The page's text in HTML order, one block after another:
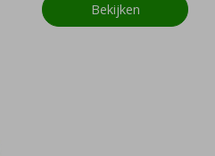
Bekijken